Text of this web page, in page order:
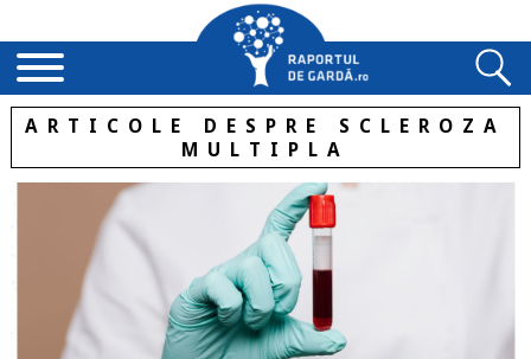
ARTICOLE DESPRE SCLEROZA
MULTIPLA